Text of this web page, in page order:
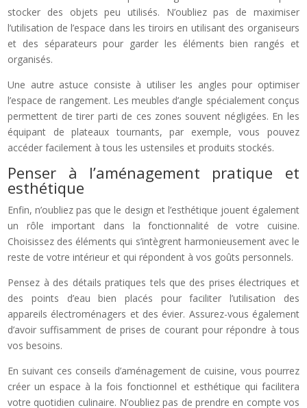
stocker des objets peu utilisés. N’oubliez pas de maximiser
l’utilisation de l’espace dans les tiroirs en utilisant des organiseurs
et des séparateurs pour garder les éléments bien rangés et
organisés.
Une autre astuce consiste à utiliser les angles pour optimiser
l’espace de rangement. Les meubles d’angle spécialement conçus
permettent de tirer parti de ces zones souvent négligées. En les
équipant de plateaux tournants, par exemple, vous pouvez
accéder facilement à tous les ustensiles et produits stockés.
Penser à l’aménagement pratique et
esthétique
Enfin, n’oubliez pas que le design et l’esthétique jouent également
un rôle important dans la fonctionnalité de votre cuisine.
Choisissez des éléments qui s’intègrent harmonieusement avec le
reste de votre intérieur et qui répondent à vos goûts personnels.
Pensez à des détails pratiques tels que des prises électriques et
des points d’eau bien placés pour faciliter l’utilisation des
appareils électroménagers et des évier. Assurez-vous également
d’avoir suffisamment de prises de courant pour répondre à tous
vos besoins.
En suivant ces conseils d’aménagement de cuisine, vous pourrez
créer un espace à la fois fonctionnel et esthétique qui facilitera
votre quotidien culinaire. N’oubliez pas de prendre en compte vos